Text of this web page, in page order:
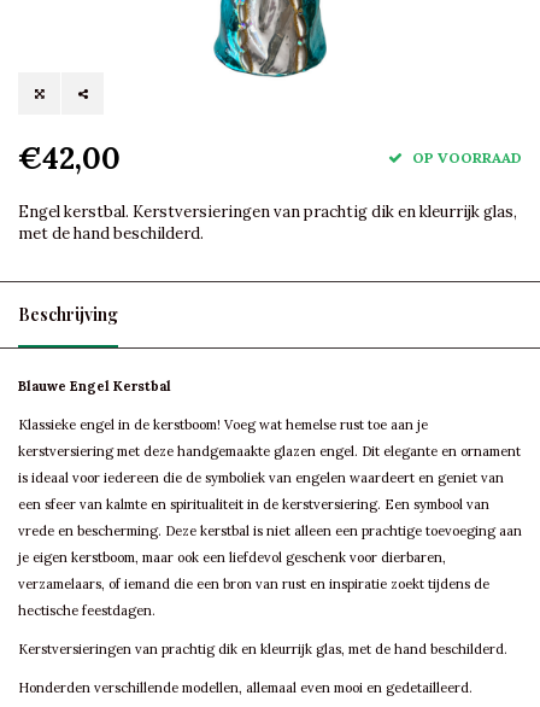
€42,00 OP VOORRAAD
Engel kerstbal. Kerstversieringen van prachtig dik en kleurrijk glas,
met de hand beschilderd.
Beschrijving
Blauwe Engel Kerstbal
Klassieke engel in de kerstboom! Voeg wat hemelse rust toe aan je
kerstversiering met deze handgemaakte glazen engel. Dit elegante en ornament
is ideaal voor iedereen die de symboliek van engelen waardeert en geniet van
een sfeer van kalmte en spiritualiteit in de kerstversiering. Een symbool van
vrede en bescherming. Deze kerstbal is niet alleen een prachtige toevoeging aan
je eigen kerstboom, maar ook een liefdevol geschenk voor dierbaren,
verzamelaars, of iemand die een bron van rust en inspiratie zoekt tijdens de
hectische feestdagen.
Kerstversieringen van prachtig dik en kleurrijk glas, met de hand beschilderd.
Honderden verschillende modellen, allemaal even mooi en gedetailleerd.